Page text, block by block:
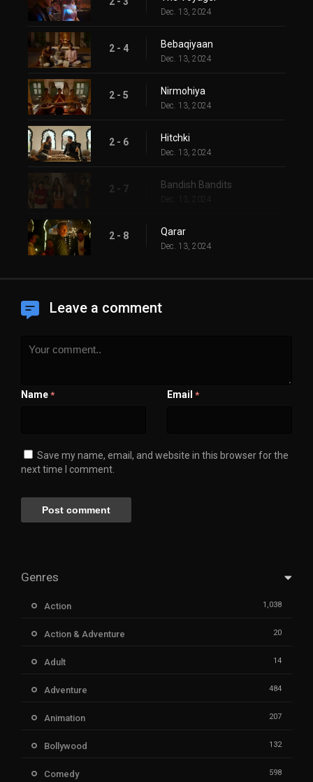
Dec. 13, 2024
2 - 4 Bebaqiyaan
Dec. 13, 2024
2 - 5 Nirmohiya
Dec. 13, 2024
2 - 6 Hitchki
Dec. 13, 2024
2 - 7 Bandish Bandits
Dec. 13, 2024
2 - 8 Qarar
Dec. 13, 2024
Leave a comment
Name * Email *
Save my name, email, and website in this browser for the
next time I comment.
Genres
Action 1,038
Action & Adventure 20
Adult 14
Adventure 484
Animation 207
Bollywood 132
Comedy 598